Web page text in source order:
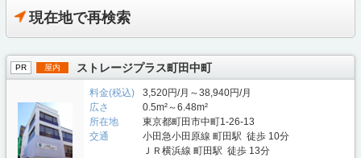
現在地で再検索
PR 屋内 ストレージプラス町田中町
料金(税込)
3,520円/月～38,940円/月
広さ
0.5m²～6.48m²
所在地
東京都町田市中町1-26-13
交通
小田急小田原線 町田駅 徒歩 10分
ＪＲ横浜線 町田駅 徒歩 13分